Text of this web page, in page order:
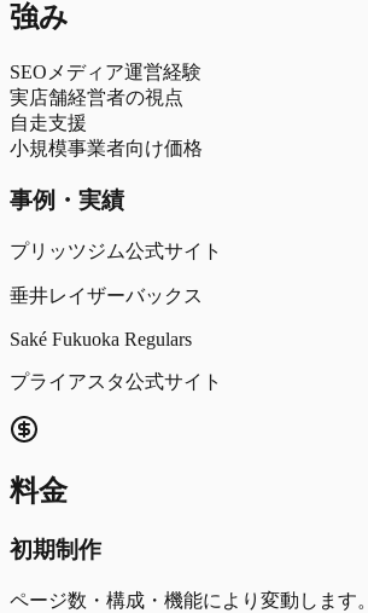
強み
SEOメディア運営経験
実店舗経営者の視点
自走支援
小規模事業者向け価格
事例・実績
プリッツジム公式サイト
垂井レイザーバックス
Saké Fukuoka Regulars
プライアスタ公式サイト
料金
初期制作
ページ数・構成・機能により変動します。